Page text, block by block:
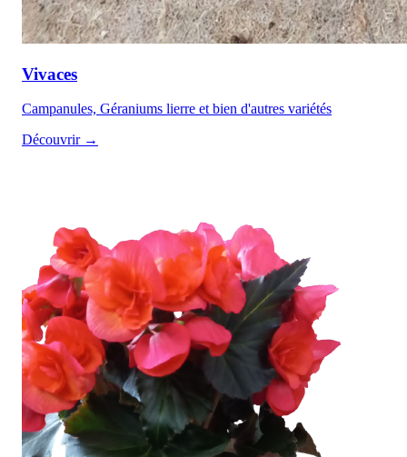
Vivaces
Campanules, Géraniums lierre et bien d'autres variétés
Découvrir →